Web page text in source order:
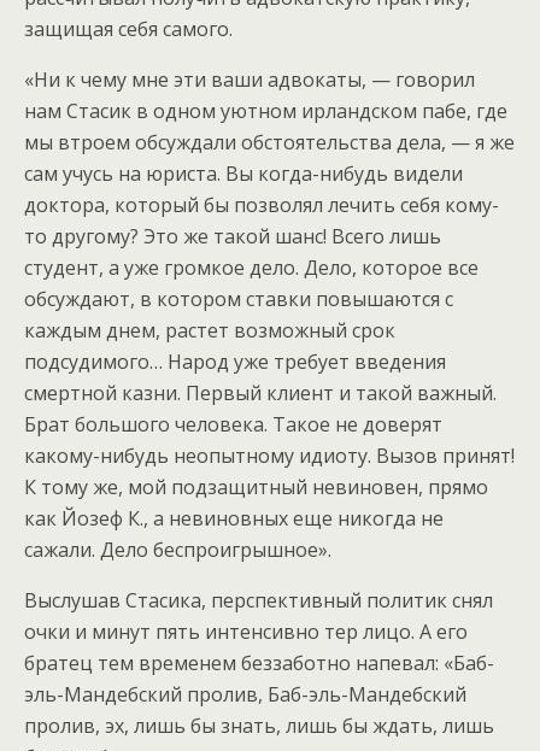
защищая себя самого.
«Ни к чему мне эти ваши адвокаты, — говорил
нам Стасик в одном уютном ирландском пабе, где
мы втроем обсуждали обстоятельства дела, — я же
сам учусь на юриста. Вы когда-нибудь видели
доктора, который бы позволял лечить себя кому-
то другому? Это же такой шанс! Всего лишь
студент, а уже громкое дело. Дело, которое все
обсуждают, в котором ставки повышаются с
каждым днем, растет возможный срок
подсудимого… Народ уже требует введения
смертной казни. Первый клиент и такой важный.
Брат большого человека. Такое не доверят
какому-нибудь неопытному идиоту. Вызов принят!
К тому же, мой подзащитный невиновен, прямо
как Йозеф К., а невиновных еще никогда не
сажали. Дело беспроигрышное».
Выслушав Стасика, перспективный политик снял
очки и минут пять интенсивно тер лицо. А его
братец тем временем беззаботно напевал: «Баб-
эль-Мандебский пролив, Баб-эль-Мандебский
пролив, эх, лишь бы знать, лишь бы ждать, лишь